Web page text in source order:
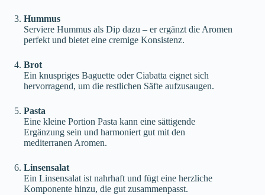
Hummus
Serviere Hummus als Dip dazu – er ergänzt die Aromen
perfekt und bietet eine cremige Konsistenz.
Brot
Ein knuspriges Baguette oder Ciabatta eignet sich
hervorragend, um die restlichen Säfte aufzusaugen.
Pasta
Eine kleine Portion Pasta kann eine sättigende
Ergänzung sein und harmoniert gut mit den
mediterranen Aromen.
Linsensalat
Ein Linsensalat ist nahrhaft und fügt eine herzliche
Komponente hinzu, die gut zusammenpasst.